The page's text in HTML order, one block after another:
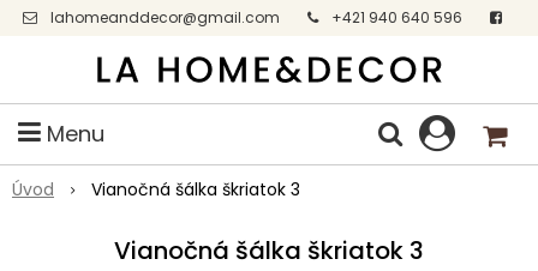
lahomeanddecor@gmail.com
+421 940 640 596
Facebook
Menu
Úvod Vianočná šálka škriatok 3
Vianočná šálka škriatok 3